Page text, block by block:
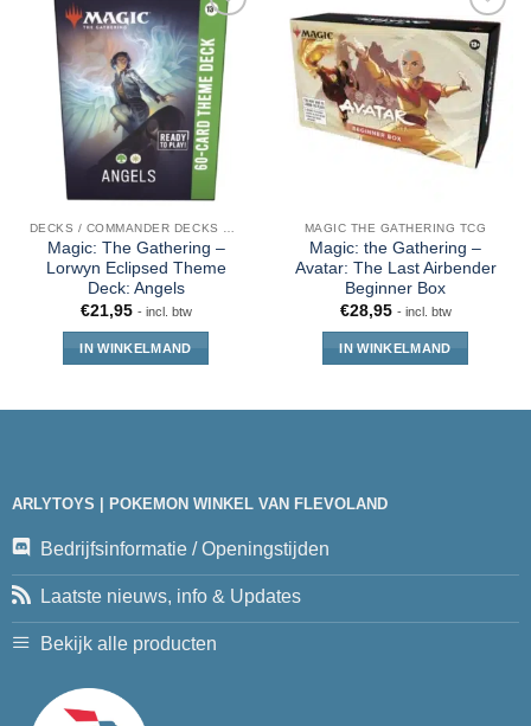
Magic: The Gathering –
Lorwyn Eclipsed Theme
Deck: Angels
€21,95 - incl. btw
IN WINKELMAND
MAGIC THE GATHERING TCG
Magic: the Gathering –
Avatar: The Last Airbender
Beginner Box
€28,95 - incl. btw
IN WINKELMAND
ARLYTOYS | POKEMON WINKEL VAN FLEVOLAND
Bedrijfsinformatie / Openingstijden
Laatste nieuws, info & Updates
Bekijk alle producten